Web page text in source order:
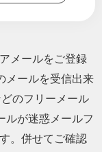
メールをご登録
メールを受信出来
のフリーメール
ルが迷惑メールフ
。併せてご確認